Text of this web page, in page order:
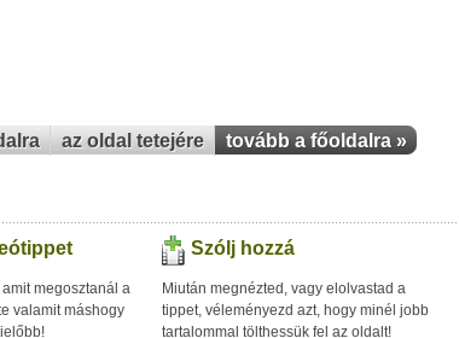
az oldal tetejére tovább a főoldalra »
megosztanál a
valamit máshogy
Szólj hozzá
Miután megnézted, vagy elolvastad a
tippet, véleményezd azt, hogy minél jobb
tartalommal tölthessük fel az oldalt!